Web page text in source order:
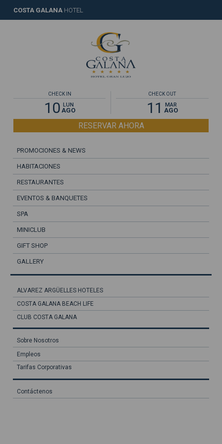
COSTA GALANAHOTEL
CHECK IN
10 LUN
AGO
CHECK OUT
11 MAR
AGO
RESERVAR AHORA
PROMOCIONES & NEWS
HABITACIONES
RESTAURANTES
EVENTOS & BANQUETES
SPA
MINICLUB
GIFT SHOP
GALLERY
ALVAREZ ARGÜELLES HOTELES
COSTA GALANA BEACH LIFE
CLUB COSTA GALANA
Sobre Nosotros
Empleos
Tarifas Corporativas
Contáctenos